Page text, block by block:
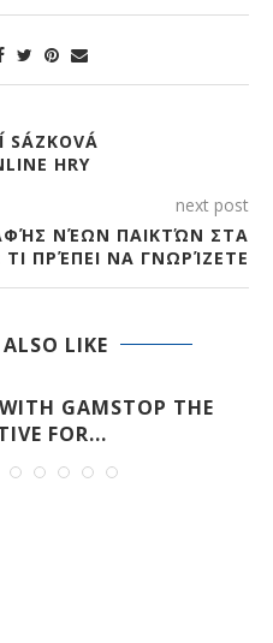
SÁZKOVÁ
HRY
next post
ΝΈΩΝ ΠΑΙΚΤΏΝ ΣΤΑ
ΤΙ ΠΡΈΠΕΙ ΝΑ ΓΝΩΡΊΖΕΤΕ
LIKE
GAMSTOP THE
FOR...